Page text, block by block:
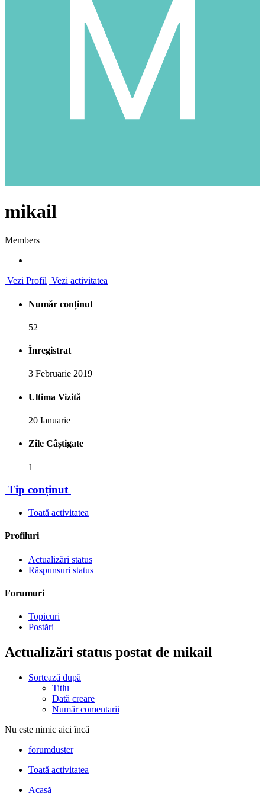
mikail
Members
Vezi Profil Vezi activitatea
Număr conținut
52
Înregistrat
3 Februarie 2019
Ultima Vizită
20 Ianuarie
Zile Câștigate
1
Tip conținut
Toată activitatea
Profiluri
Actualizări status
Răspunsuri status
Forumuri
Topicuri
Postări
Actualizări status postat de mikail
Sortează după
Titlu
Dată creare
Număr comentarii
Nu este nimic aici încă
forumduster
Toată activitatea
Acasă